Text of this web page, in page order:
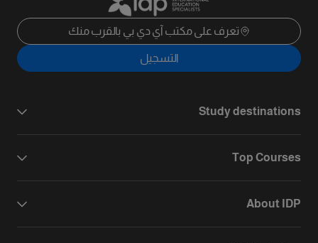
تعرف على مكتب آي دي بي بالقرب منك
التسجيل
Study destinations
Top Courses
About IDP